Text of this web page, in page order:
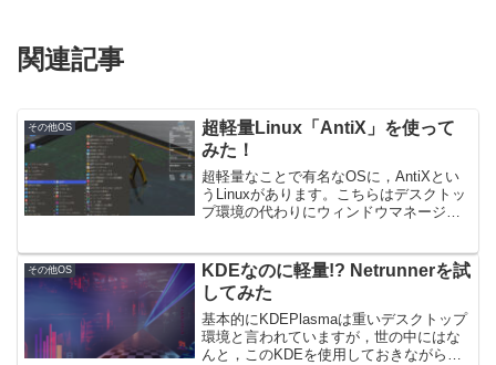
関連記事
その他OS
超軽量Linux「AntiX」を使って
みた！
超軽量なことで有名なOSに，AntiXとい
うLinuxがあります。こちらはデスクトッ
プ環境の代わりにウィンドウマネージャ
AntiXを試してみた，という記事です。
AntiX...
その他OS
KDEなのに軽量!? Netrunnerを試
してみた
基本的にKDEPlasmaは重いデスクトップ
環境と言われていますが，世の中にはな
んと，このKDEを使用しておきながら軽